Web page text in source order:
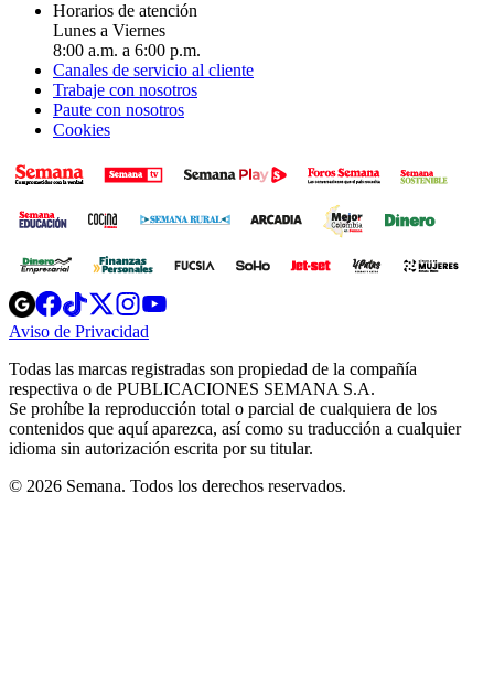
Horarios de atención
Lunes a Viernes
8:00 a.m. a 6:00 p.m.
Canales de servicio al cliente
Trabaje con nosotros
Paute con nosotros
Cookies
Opens
in
new
Opens
in
new
Opens
in
new
window
Opens
new
windowwindow
Aviso de Privacidad
new
window
Todas las marcas registradas son propiedad de la compañía
respectiva o de PUBLICACIONES SEMANA S.A.
Se prohíbe la reproducción total o parcial de cualquiera de los
contenidos que aquí aparezca, así como su traducción a cualquier
idioma sin autorización escrita por su titular.
© 2026 Semana. Todos los derechos reservados.